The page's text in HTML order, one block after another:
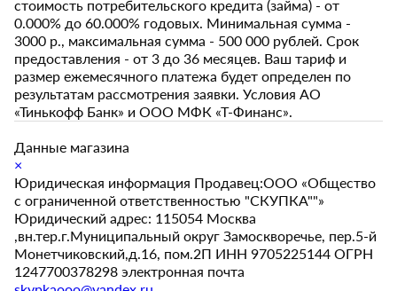
стоимость потребительского кредита (займа) - от
0.000% до 60.000% годовых. Минимальная сумма -
3000 р., максимальная сумма - 500 000 рублей. Срок
предоставления - от 3 до 36 месяцев. Ваш тариф и
размер ежемесячного платежа будет определен по
результатам рассмотрения заявки. Условия АО
«Тинькофф Банк» и ООО МФК «Т-Финанс».
Данные магазина
×
Юридическая информация Продавец:ООО «Общество
с ограниченной ответственностью "СКУПКА""»
Юридический адрес: 115054 Москва
,вн.тер.г.Муниципальный округ Замоскворечье, пер.5-й
Монетчиковский,д.16, пом.2П ИНН 9705225144 ОГРН
1247700378298 электронная почта